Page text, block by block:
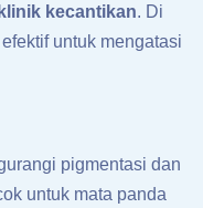
kecantikan. Di
untuk mengatasi
pigmentasi dan
untuk mata panda